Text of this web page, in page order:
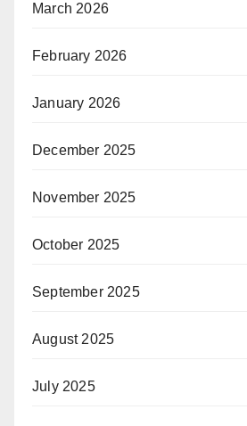
March 2026
February 2026
January 2026
December 2025
November 2025
October 2025
September 2025
August 2025
July 2025